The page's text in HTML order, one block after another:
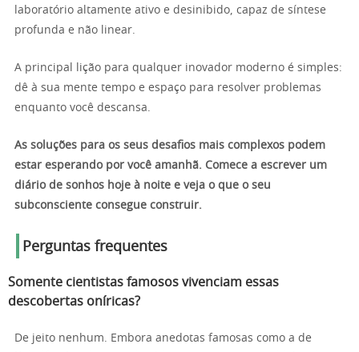
laboratório altamente ativo e desinibido, capaz de síntese
profunda e não linear.
A principal lição para qualquer inovador moderno é simples:
dê à sua mente tempo e espaço para resolver problemas
enquanto você descansa.
As soluções para os seus desafios mais complexos podem
estar esperando por você amanhã. Comece a escrever um
diário de sonhos hoje à noite e veja o que o seu
subconsciente consegue construir.
Perguntas frequentes
Somente cientistas famosos vivenciam essas
descobertas oníricas?
De jeito nenhum. Embora anedotas famosas como a de